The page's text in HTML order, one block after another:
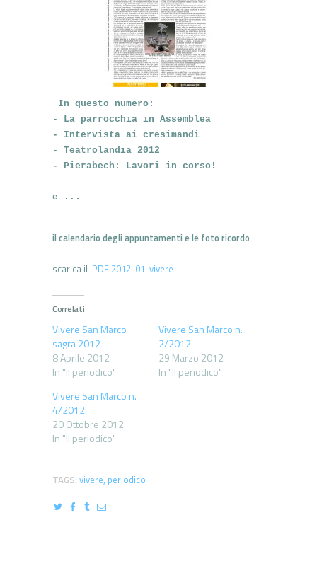
In questo numero:
- La parrocchia in Assemblea
- Intervista ai cresimandi
- Teatrolandia 2012
- Pierabech: Lavori in corso!
e ...
il calendario degli appuntamenti e le foto ricordo
scarica il PDF 2012-01-vivere
Correlati
Vivere San Marco
sagra 2012
8 Aprile 2012
In "Il periodico"
Vivere San Marco n.
2/2012
29 Marzo 2012
In "Il periodico"
Vivere San Marco n.
4/2012
20 Ottobre 2012
In "Il periodico"
TAGS: vivere, periodico